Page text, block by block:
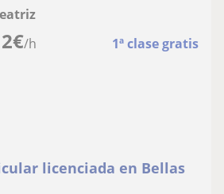
€/h 1ª clase gratis
licenciada en Bellas